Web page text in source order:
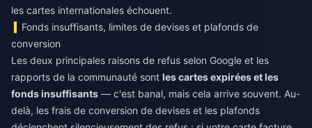
les cartes internationales échouent.
Fonds insuffisants, limites de devises et plafonds de
conversion
Les deux principales raisons de refus selon Google et les
rapports de la communauté sont les cartes expirées et les
fonds insuffisants — c'est banal, mais cela arrive souvent. Au-
delà, les frais de conversion de devises et les plafonds